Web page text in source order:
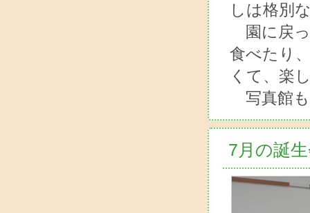
しは格別
園に戻っ
食べたり
くて、楽
写真館
7月の誕